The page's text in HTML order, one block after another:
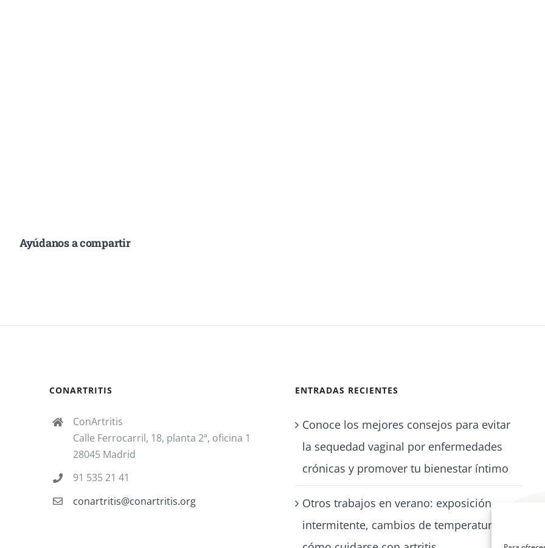
Ayúdanos a compartir
CONARTRITIS
ConArtritis
Calle Ferrocarril, 18, planta 2ª, oficina 1
28045 Madrid
91 535 21 41
conartritis@conartritis.org
ENTRADAS RECIENTES
Conoce los mejores consejos para evitar
la sequedad vaginal por enfermedades
crónicas y promover tu bienestar íntimo
Otros trabajos en verano: exposición
intermitente, cambios de temperatura y